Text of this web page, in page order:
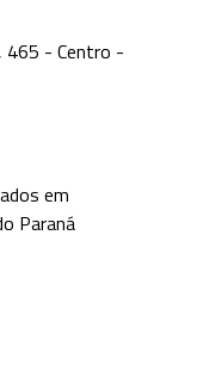
465 - Centro -
em
Paraná